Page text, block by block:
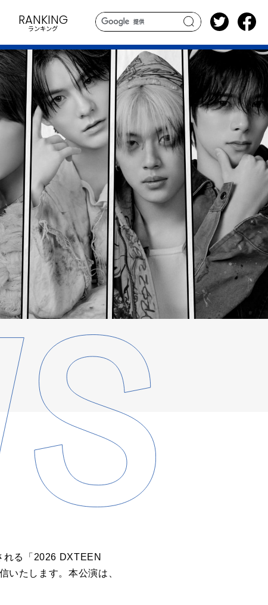
search
RANKING
ランキング
る「2026 DXTEEN
たします。本公演は、